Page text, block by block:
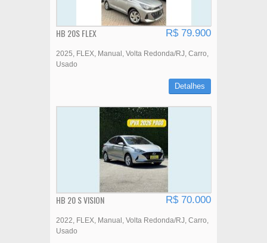
HB 20S FLEX R$ 79.900
2025 FLEX Manual Volta Redonda/RJ Carro
Usado
Detalhes
HB 20 S VISION R$ 70.000
2022 FLEX Manual Volta Redonda/RJ Carro
Usado